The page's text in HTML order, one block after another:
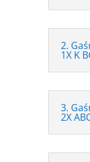
2.
1X K
3.
2X